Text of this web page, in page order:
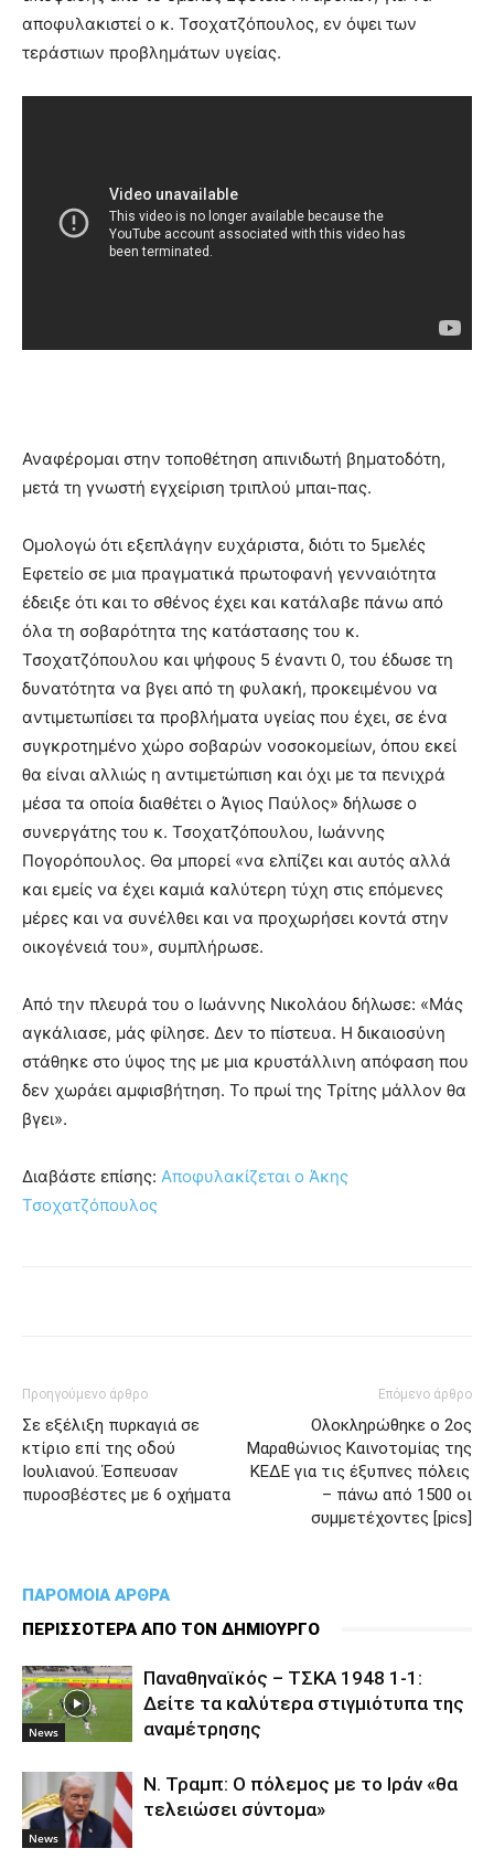
αποφυλακιστεί ο κ. Τσοχατζόπουλος, εν όψει των
τεράστιων προβλημάτων υγείας.
Αναφέρομαι στην τοποθέτηση απινιδωτή βηματοδότη,
μετά τη γνωστή εγχείριση τριπλού μπαι-πας.
Ομολογώ ότι εξεπλάγην ευχάριστα, διότι το 5μελές
Εφετείο σε μια πραγματικά πρωτοφανή γενναιότητα
έδειξε ότι και το σθένος έχει και κατάλαβε πάνω από
όλα τη σοβαρότητα της κατάστασης του κ.
Τσοχατζόπουλου και ψήφους 5 έναντι 0, του έδωσε τη
δυνατότητα να βγει από τη φυλακή, προκειμένου να
αντιμετωπίσει τα προβλήματα υγείας που έχει, σε ένα
συγκροτημένο χώρο σοβαρών νοσοκομείων, όπου εκεί
θα είναι αλλιώς η αντιμετώπιση και όχι με τα πενιχρά
μέσα τα οποία διαθέτει ο Άγιος Παύλος» δήλωσε ο
συνεργάτης του κ. Τσοχατζόπουλου, Ιωάννης
Πογορόπουλος. Θα μπορεί «να ελπίζει και αυτός αλλά
και εμείς να έχει καμιά καλύτερη τύχη στις επόμενες
μέρες και να συνέλθει και να προχωρήσει κοντά στην
οικογένειά του», συμπλήρωσε.
Από την πλευρά του ο Ιωάννης Νικολάου δήλωσε: «Μάς
αγκάλιασε, μάς φίλησε. Δεν το πίστευα. Η δικαιοσύνη
στάθηκε στο ύψος της με μια κρυστάλλινη απόφαση που
δεν χωράει αμφισβήτηση. Το πρωί της Τρίτης μάλλον θα
βγει».
Διαβάστε επίσης: Αποφυλακίζεται ο Άκης
Τσοχατζόπουλος
Προηγούμενο άρθρο
Σε εξέλιξη πυρκαγιά σε
κτίριο επί της οδού
Ιουλιανού. Έσπευσαν
πυροσβέστες με 6 οχήματα
Επόμενο άρθρο
Ολοκληρώθηκε ο 2ος
Μαραθώνιος Καινοτομίας της
ΚΕΔΕ για τις έξυπνες πόλεις
– πάνω από 1500 οι
συμμετέχοντες [pics]
ΠΑΡΟΜΟΙΑ ΑΡΘΡΑ
ΠΕΡΙΣΣΟΤΕΡΑ ΑΠΟ ΤΟΝ ΔΗΜΙΟΥΡΓΟ
News
Παναθηναϊκός – ΤΣΚΑ 1948 1-1:
Δείτε τα καλύτερα στιγμιότυπα της
αναμέτρησης
News
Ν. Τραμπ: Ο πόλεμος με το Ιράν «θα
τελειώσει σύντομα»